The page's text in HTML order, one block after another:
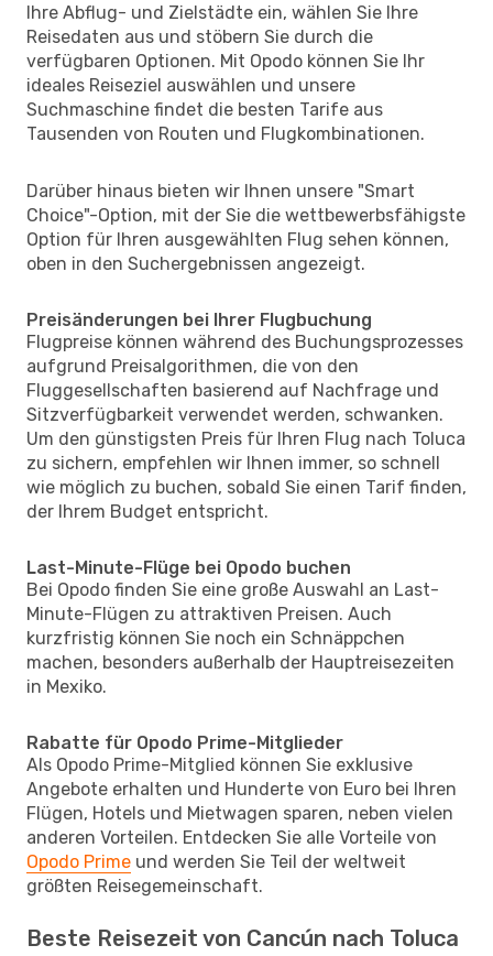
Ihre Abflug- und Zielstädte ein, wählen Sie Ihre
Reisedaten aus und stöbern Sie durch die
verfügbaren Optionen. Mit Opodo können Sie Ihr
ideales Reiseziel auswählen und unsere
Suchmaschine findet die besten Tarife aus
Tausenden von Routen und Flugkombinationen.
Darüber hinaus bieten wir Ihnen unsere "Smart
Choice"-Option, mit der Sie die wettbewerbsfähigste
Option für Ihren ausgewählten Flug sehen können,
oben in den Suchergebnissen angezeigt.
Preisänderungen bei Ihrer Flugbuchung
Flugpreise können während des Buchungsprozesses
aufgrund Preisalgorithmen, die von den
Fluggesellschaften basierend auf Nachfrage und
Sitzverfügbarkeit verwendet werden, schwanken.
Um den günstigsten Preis für Ihren Flug nach Toluca
zu sichern, empfehlen wir Ihnen immer, so schnell
wie möglich zu buchen, sobald Sie einen Tarif finden,
der Ihrem Budget entspricht.
Last-Minute-Flüge bei Opodo buchen
Bei Opodo finden Sie eine große Auswahl an Last-
Minute-Flügen zu attraktiven Preisen. Auch
kurzfristig können Sie noch ein Schnäppchen
machen, besonders außerhalb der Hauptreisezeiten
in Mexiko.
Rabatte für Opodo Prime-Mitglieder
Als Opodo Prime-Mitglied können Sie exklusive
Angebote erhalten und Hunderte von Euro bei Ihren
Flügen, Hotels und Mietwagen sparen, neben vielen
anderen Vorteilen. Entdecken Sie alle Vorteile von
Opodo Prime und werden Sie Teil der weltweit
größten Reisegemeinschaft.
Beste Reisezeit von Cancún nach Toluca